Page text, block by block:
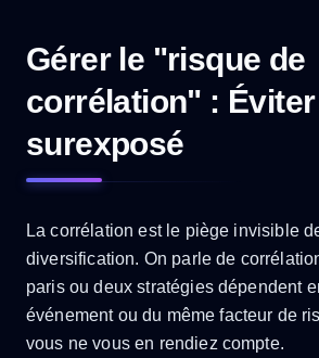
Gérer le "risque de
corrélation" :
surexposé
La corrélation est le piège invisible
diversification. On parle de
paris ou deux stratégies dépendent
événement ou du même facteur de
vous ne vous en rendiez compte.